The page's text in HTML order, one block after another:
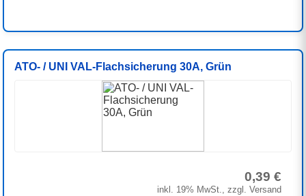
ATO- / UNI VAL-Flachsicherung 30A, Grün
0,39 €
inkl. 19% MwSt., zzgl. Versand